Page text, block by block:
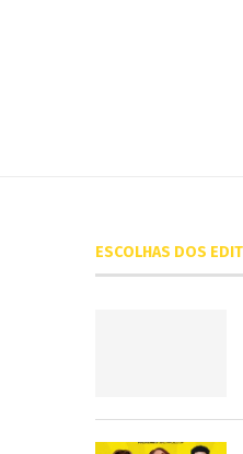
ESCOLHAS DOS